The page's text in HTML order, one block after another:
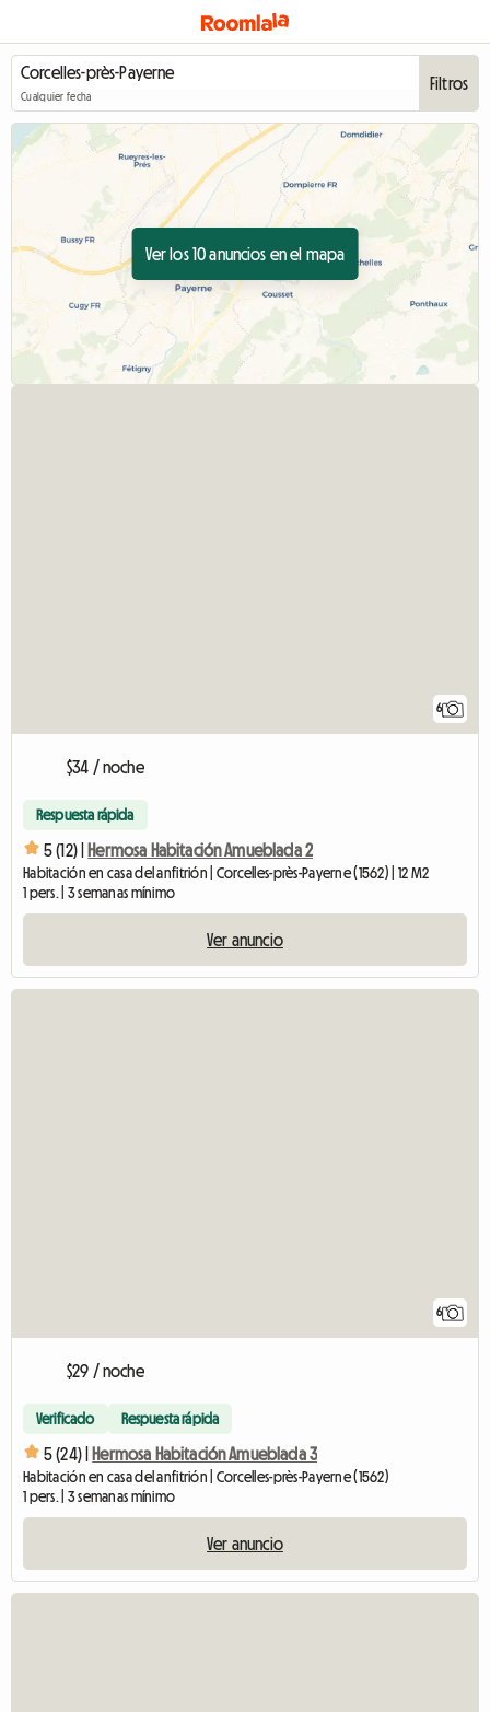
Cualquier fecha
Filtros
Ver los 10 anuncios en el mapa
6
$34 / noche
Respuesta rápida
5 (12) | Hermosa Habitación Amueblada 2
Habitación en casa del anfitrión | Corcelles-près-Payerne (1562) | 12 M2
1 pers. | 3 semanas mínimo
Ver anuncio
6
$29 / noche
Verificado Respuesta rápida
5 (24) | Hermosa Habitación Amueblada 3
Habitación en casa del anfitrión | Corcelles-près-Payerne (1562)
1 pers. | 3 semanas mínimo
Ver anuncio